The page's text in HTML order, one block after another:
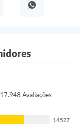
Avaliações
14527